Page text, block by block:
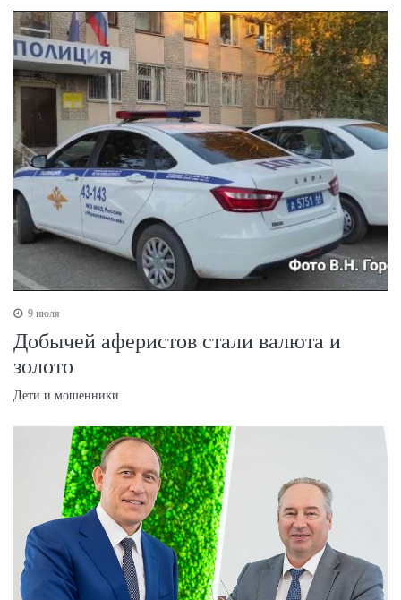
9 июля
Добычей аферистов стали валюта и
золото
Дети и мошенники